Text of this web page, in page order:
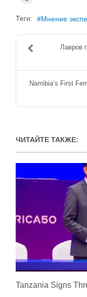
Теги: Мнение
Лавров
Namibia’s First
ЧИТАЙТЕ ТАКЖЕ:
Tanzania Signs